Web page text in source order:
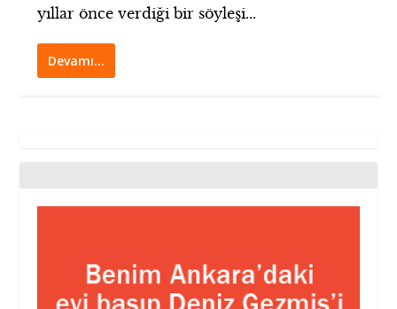
yıllar önce verdiği bir söyleşi...
Devamı…